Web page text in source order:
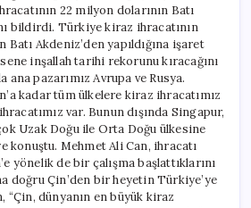
22 milyon dolarının Batı
bildirdi. Türkiye kiraz ihracatının
Batı Akdeniz’den yapıldığına işaret
inşallah tarihi rekorunu kıracağını
pazarımız Avrupa ve Rusya.
kadar tüm ülkelere kiraz ihracatımız
var. Bunun dışında Singapur,
Uzak Doğu ile Orta Doğu ülkesine
konuştu. Mehmet Ali Can, ihracatı
yönelik de bir çalışma başlattıklarını
doğru Çin’den bir heyetin Türkiye’ye
“Çin, dünyanın en büyük kiraz